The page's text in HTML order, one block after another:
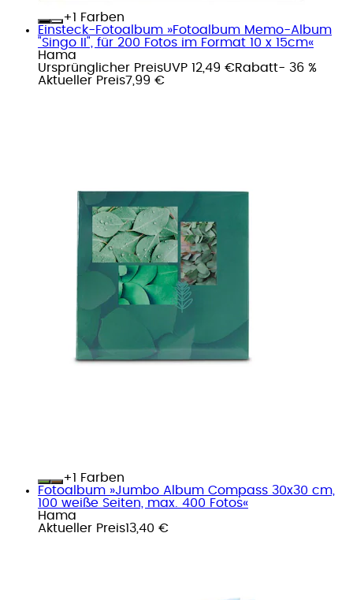
+
Farben
Einsteck-Fotoalbum »Fotoalbum Memo-Album
"Singo II", für 200 Fotos im Format 10 x 15cm«
Hama
Ursprünglicher PreisUVP 12,49 €Rabatt- 36 %
Aktueller Preis7,99 €
+
Farben
Fotoalbum »Jumbo Album Compass 30x30 cm,
100 weiße Seiten, max. 400 Fotos«
Hama
Aktueller Preis13,40 €